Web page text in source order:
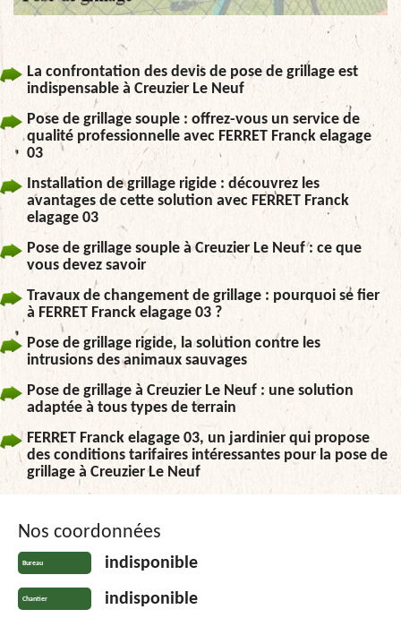
La confrontation des devis de pose de grillage est
indispensable à Creuzier Le Neuf
Pose de grillage souple : offrez-vous un service de
qualité professionnelle avec FERRET Franck elagage
03
Installation de grillage rigide : découvrez les
avantages de cette solution avec FERRET Franck
elagage 03
Pose de grillage souple à Creuzier Le Neuf : ce que
vous devez savoir
Travaux de changement de grillage : pourquoi se fier
à FERRET Franck elagage 03 ?
Pose de grillage rigide, la solution contre les
intrusions des animaux sauvages
Pose de grillage à Creuzier Le Neuf : une solution
adaptée à tous types de terrain
FERRET Franck elagage 03, un jardinier qui propose
des conditions tarifaires intéressantes pour la pose de
grillage à Creuzier Le Neuf
Nos coordonnées
Bureau indisponible
Chantier indisponible